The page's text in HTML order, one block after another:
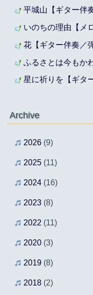
平城山【ギター伴
いのちの理由【メ
花【ギター伴奏／
ふるさとは今もか
星に祈りを【ギタ
Archive
2026 (9)
2025 (11)
2024 (16)
2023 (8)
2022 (11)
2020 (3)
2019 (8)
2018 (2)